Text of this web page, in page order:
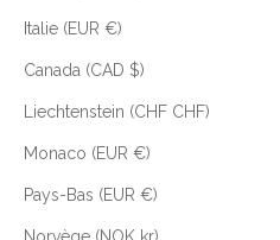
Italie (EUR €)
Canada (CAD $)
Liechtenstein (CHF CHF)
Monaco (EUR €)
Pays-Bas (EUR €)
Norvège (NOK kr)